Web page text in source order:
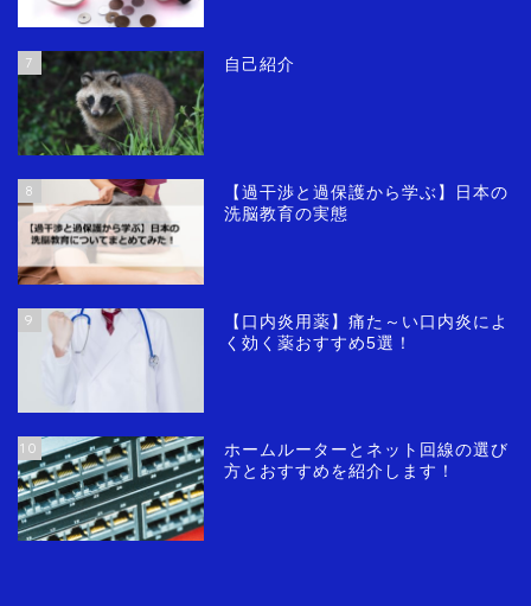
7 自己紹介
8
【過干渉と過保護から学ぶ】日本の
洗脳教育の実態
9
【口内炎用薬】痛た～い口内炎によ
く効く薬おすすめ5選！
10
ホームルーターとネット回線の選び
方とおすすめを紹介します！
お金(奨学金)
アドセンス審査記事